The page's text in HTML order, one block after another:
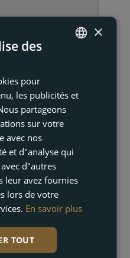
×
des
pour
les publicités et
partageons
sur votre
avec nos
et d"analyse qui
d"autres
leur avez fournies
lors de votre
En savoir plus
TOUT